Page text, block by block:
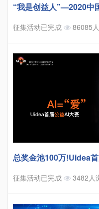
“我是创益人”—2020中
征集活动已完成 86085
总奖金池100万!Uidea
征集活动已完成 3482人